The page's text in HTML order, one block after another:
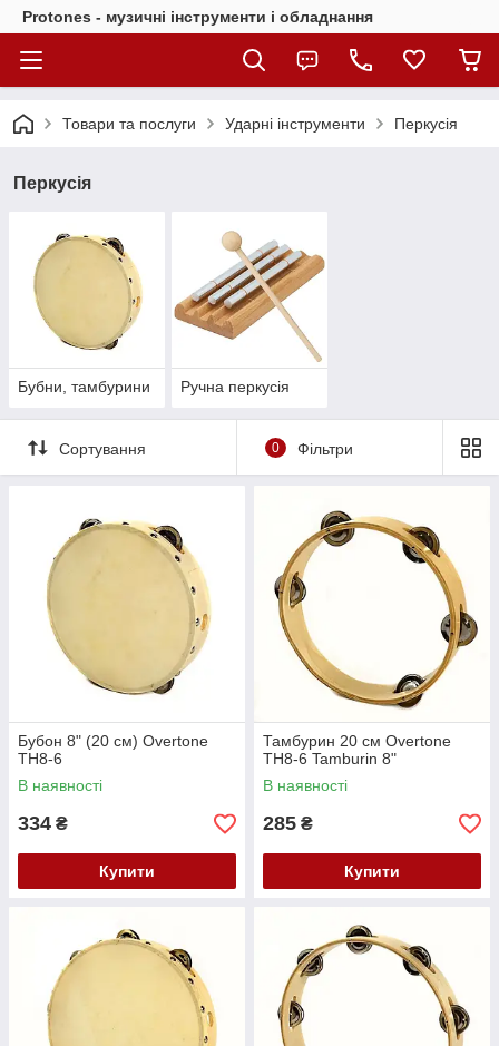
Protones - музичні інструменти і обладнання
Товари та послуги Ударні інструменти Перкусія
Перкусія
Бубни, тамбурини Ручна перкусія
Сортування 0 Фільтри
Бубон 8" (20 см) Overtone
TH8-6
В наявності
334 ₴
Купити
Тамбурин 20 см Overtone
TH8-6 Tamburin 8"
В наявності
285 ₴
Купити